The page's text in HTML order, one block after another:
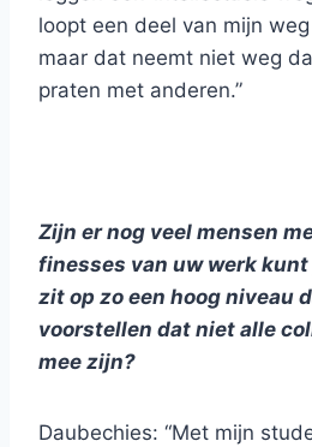
loopt een deel van mijn
maar dat neemt niet weg
praten met anderen.”
Zijn er nog veel mensen
finesses van uw werk
zit op zo een hoog niveau
voorstellen dat niet alle
mee zijn?
Daubechies: “Met mijn